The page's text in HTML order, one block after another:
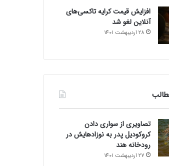
افزایش قیمت کرایه تاکسی‌های
آنلاین لغو شد
28 اردیبهشت 1401
تصاویری از سواری دادن
کروکودیل پدر به نوزادهایش در
رودخانه هند
27 اردیبهشت 1401